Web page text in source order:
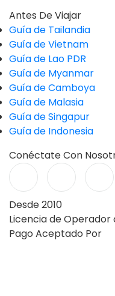
Antes De Viajar
Guía de Tailandia
Guía de Vietnam
Guía de Lao PDR
Guía de Myanmar
Guía de Camboya
Guía de Malasia
Guía de Singapur
Guía de Indonesia
Conéctate Con
Desde 2010
Licencia de Operador
Pago Aceptado Por